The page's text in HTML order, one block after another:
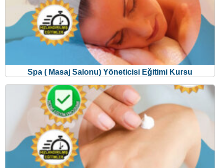
Spa ( Masaj Salonu) Yöneticisi Eğitimi Kursu